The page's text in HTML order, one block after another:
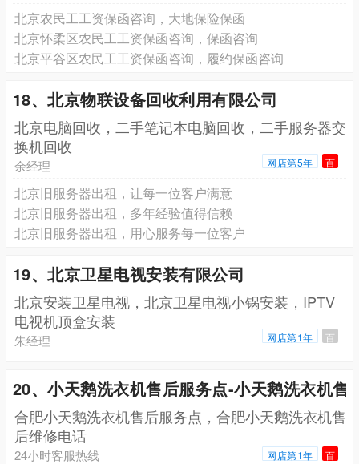
北京农民工工资保函咨询，大地保险保函
北京怀柔区农民工工资保函咨询，保函咨询
北京平谷区农民工工资保函咨询，履约保函咨询
18、北京物联设备回收利用有限公司
北京电脑回收，二手笔记本电脑回收，二手服务器交
换机回收
余经理 网店第5年 百
北京旧服务器出租，让每一位客户满意
北京旧服务器出租，多年经验值得信赖
北京旧服务器出租，用心服务每一位客户
19、北京卫星电视安装有限公司
北京安装卫星电视，北京卫星电视小锅安装，IPTV
电视机顶盒安装
朱经理 网店第1年 百
20、小天鹅洗衣机售后服务点-小天鹅洗衣机售
合肥小天鹅洗衣机售后服务点，合肥小天鹅洗衣机售
后维修电话
24小时客服热线 网店第1年 百